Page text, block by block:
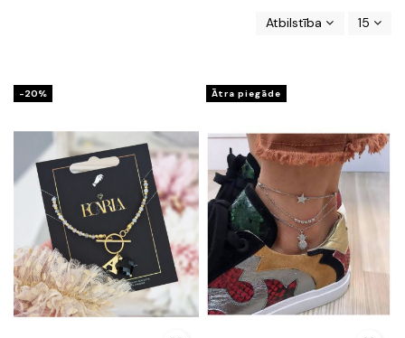
Atbilstība 15
-20% Ātra piegāde